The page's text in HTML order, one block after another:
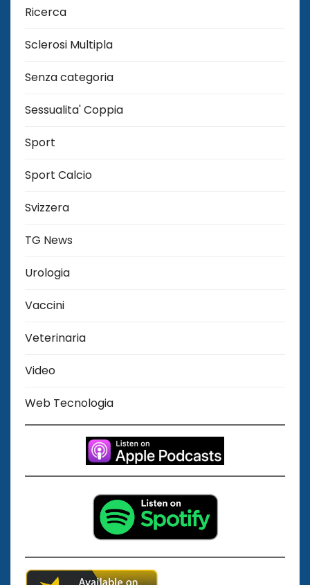
Ricerca
Sclerosi Multipla
Senza categoria
Sessualita' Coppia
Sport
Sport Calcio
Svizzera
TG News
Urologia
Vaccini
Veterinaria
Video
Web Tecnologia